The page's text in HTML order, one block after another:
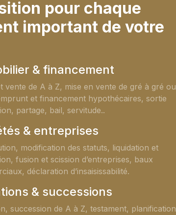
pour chaque
important de votre
& financement
vente de A à Z, mise en vente de gré à gré ou
et financement hypothécaires, sortie
partage, bail, servitude..
& entreprises
modification des statuts, liquidation et
fusion et scission d’entreprises, baux
déclaration d’insaisissabilité.
& successions
succession de A à Z, testament, planification